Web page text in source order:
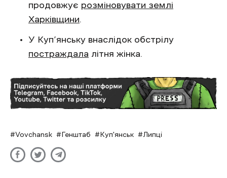
продовжує розміновувати землі
Харківщини.
У Куп’янську внаслідок обстрілу
постраждала літня жінка.
Vovchansk Генштаб Куп'янськ Липці